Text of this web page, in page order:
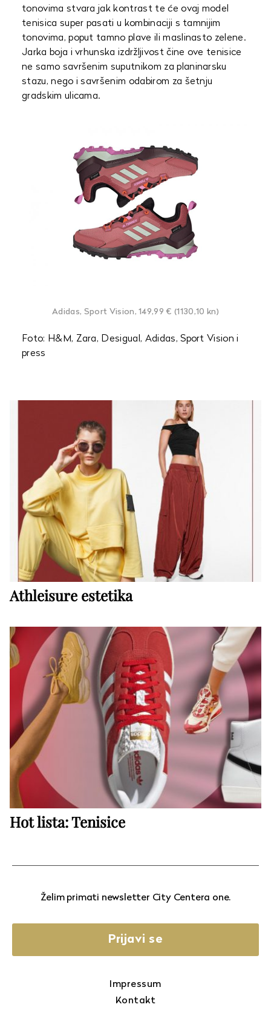
tonovima stvara jak kontrast te će ovaj model
tenisica super pasati u kombinaciji s tamnijim
tonovima, poput tamno plave ili maslinasto zelene.
Jarka boja i vrhunska izdržljivost čine ove tenisice
ne samo savršenim suputnikom za planinarsku
stazu, nego i savršenim odabirom za šetnju
gradskim ulicama.
Adidas, Sport Vision, 149,99 € (1130,10 kn)
Foto: H&M, Zara, Desigual, Adidas, Sport Vision i
press
Athleisure estetika
Hot lista: Tenisice
Želim primati newsletter City Centera one.
Prijavi se
Impressum
Kontakt